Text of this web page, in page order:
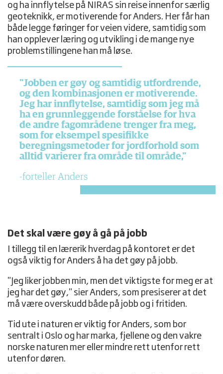
og ha innflytelse på NIRAS sin reise innenfor særlig
geoteknikk, er motiverende for Anders. Her får han
både legge føringer for veien videre, samtidig som
han opplever læring og utvikling i de mange nye
problemstillingene han må løse.
"Jobben er gøy og samtidig utfordrende,
og den kombinasjonen er motiverende.
Jeg har innflytelse, samtidig som jeg må
ha en grunnleggende forståelse for hva
de andre fagområdene trenger fra meg,
som for eksempel spesifikke
beregningsmetoder for jordforhold som
alltid varierer fra område til område,"
forteller Anders
Det skal være gøy å gå på jobb
I tillegg til en lærerik hverdag på kontoret er det
også viktig for Anders å ha det gøy på jobb.
"Jeg liker jobben min, men det viktigste for meg er at
jeg har det gøy," sier Anders, som presiserer at det
må være overskudd både på jobb og i fritiden.
Tid ute i naturen er viktig for Anders, som bor
sentralt i Oslo og har marka, fjellene og den vakre
norske naturen mer eller mindre rett utenfor rett
utenfor døren.